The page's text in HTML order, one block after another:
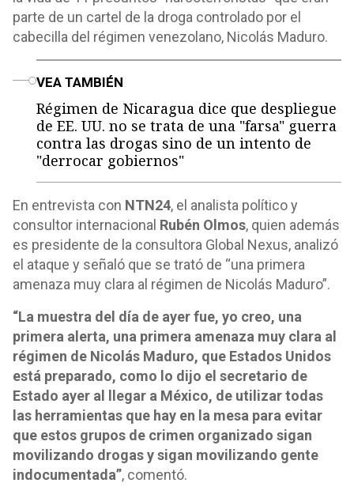
parte de un cartel de la droga controlado por el
cabecilla del régimen venezolano, Nicolás Maduro.
VEA TAMBIÉN
Régimen de Nicaragua dice que despliegue
de EE. UU. no se trata de una "farsa" guerra
contra las drogas sino de un intento de
"derrocar gobiernos"
En entrevista con NTN24, el analista político y
consultor internacional Rubén Olmos, quien además
es presidente de la consultora Global Nexus, analizó
el ataque y señaló que se trató de “una primera
amenaza muy clara al régimen de Nicolás Maduro”.
“La muestra del día de ayer fue, yo creo, una
primera alerta, una primera amenaza muy clara al
régimen de Nicolás Maduro, que Estados Unidos
está preparado, como lo dijo el secretario de
Estado ayer al llegar a México, de utilizar todas
las herramientas que hay en la mesa para evitar
que estos grupos de crimen organizado sigan
movilizando drogas y sigan movilizando gente
indocumentada”, comentó.